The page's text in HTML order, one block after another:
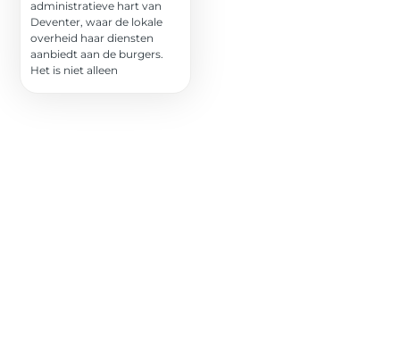
administratieve hart van
Deventer, waar de lokale
overheid haar diensten
aanbiedt aan de burgers.
Het is niet alleen